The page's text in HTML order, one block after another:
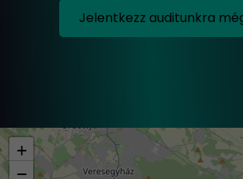
Jelentkezz auditunkra
+
−